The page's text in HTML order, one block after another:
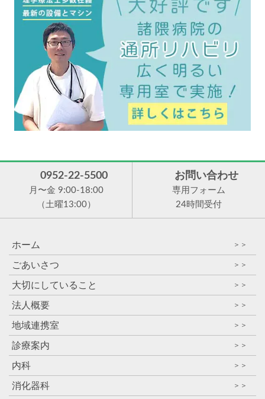
0952-22-5500
月〜金 9:00-18:00
（土曜13:00）
お問い合わせ
専用フォーム
24時間受付
ホーム ＞＞
ごあいさつ ＞＞
大切にしていること ＞＞
法人概要 ＞＞
地域連携室 ＞＞
診療案内 ＞＞
内科 ＞＞
消化器科 ＞＞